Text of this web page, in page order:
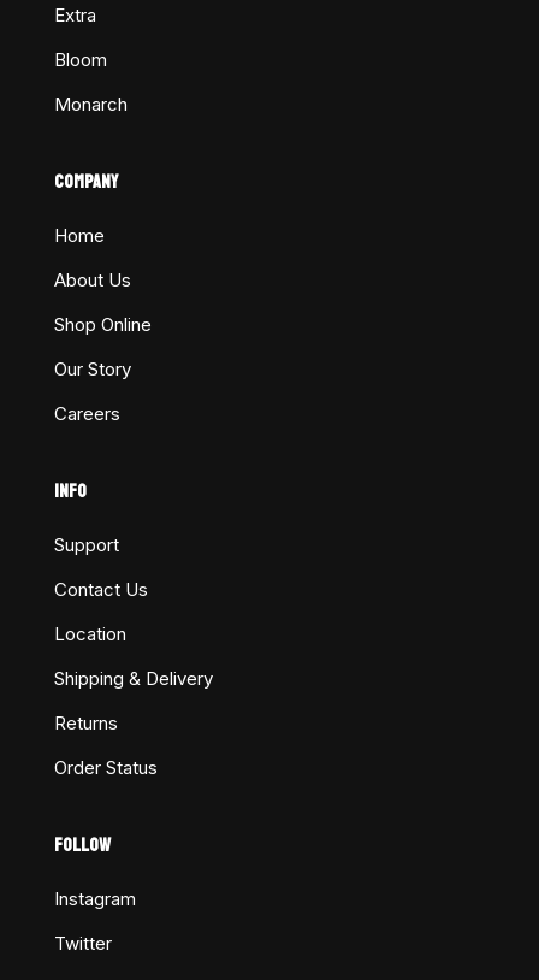
Extra
Bloom
Monarch
COMPANY
Home
About Us
Shop Online
Our Story
Careers
INFO
Support
Contact Us
Location
Shipping & Delivery
Returns
Order Status
FOLLOW
Instagram
Twitter